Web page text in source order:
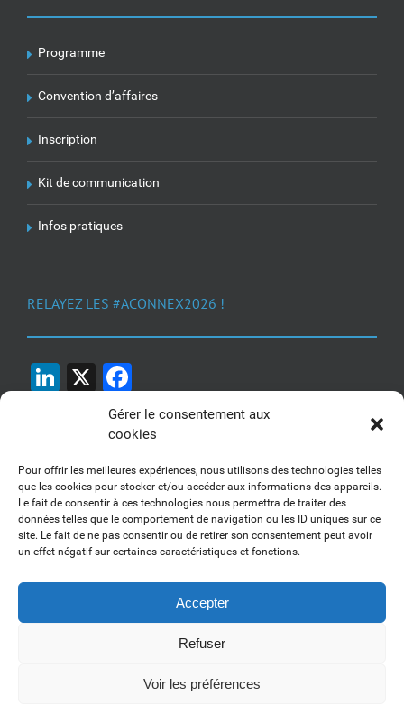
Gérer le consentement aux
cookies
Pour offrir les meilleures expériences, nous utilisons des technologies telles
que les cookies pour stocker et/ou accéder aux informations des appareils.
Le fait de consentir à ces technologies nous permettra de traiter des
données telles que le comportement de navigation ou les ID uniques sur ce
site. Le fait de ne pas consentir ou de retirer son consentement peut avoir
un effet négatif sur certaines caractéristiques et fonctions.
Accepter
Refuser
Voir les préférences
Programme
Convention d’affaires
Inscription
Kit de communication
Infos pratiques
RELAYEZ LES #ACONNEX2026 !
LinkedIn
X
1, 2, 3... Buzzez !
Découvrez nos kits communication